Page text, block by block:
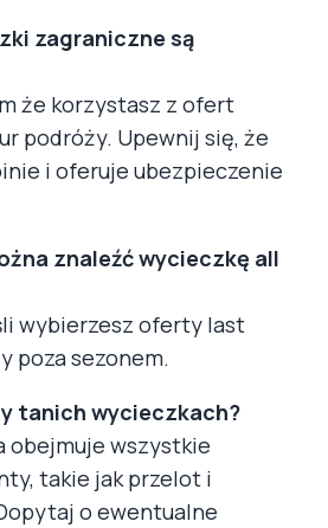
zagraniczne są
że korzystasz z ofert
podróży. Upewnij się, że
i oferuje ubezpieczenie
znaleźć wycieczkę all
wybierzesz oferty last
poza sezonem.
tanich wycieczkach?
obejmuje wszystkie
takie jak przelot i
o ewentualne